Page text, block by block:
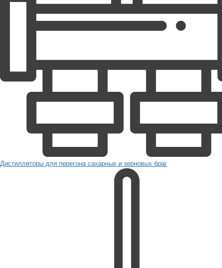
Дистилляторы для перегона сахарных и зерновых браг